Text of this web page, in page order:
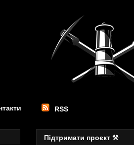
RSS
Підтримати проєкт ⚒